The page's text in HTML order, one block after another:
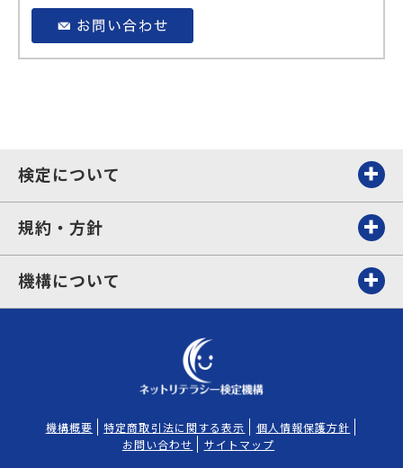
検定について
規約・方針
機構について
機構概要 特定商取引法に関する表示
個人情報保護方針
お問い合わせ
サイトマップ